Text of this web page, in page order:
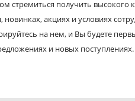
стремиться получить высокого
акциях и условиях
на нем, и Вы будете
и новых поступлениях.